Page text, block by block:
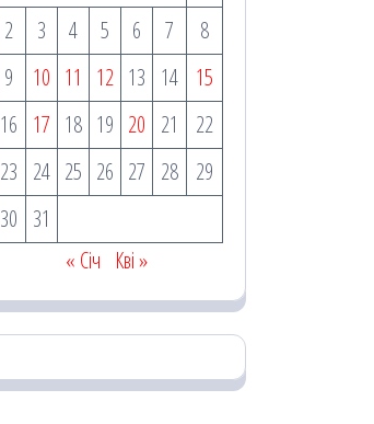
2
3 4 5 6 7
8
9
10 11 12 13 14
15
16 17 18 19 20 21
22
23 24 25 26 27 28
29
30 31
« Січ Кві »